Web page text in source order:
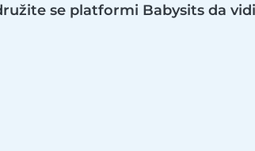
se platformi Babysits da